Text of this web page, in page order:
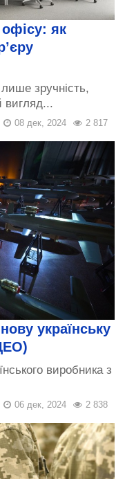
як
зручність,
вигляд...
2 817
08 дек, 2024
українську
виробника з
2 838
06 дек, 2024